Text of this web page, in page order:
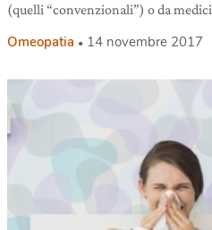
(quelli “convenzionali”) o da medici
Omeopatia 14 novembre 2017